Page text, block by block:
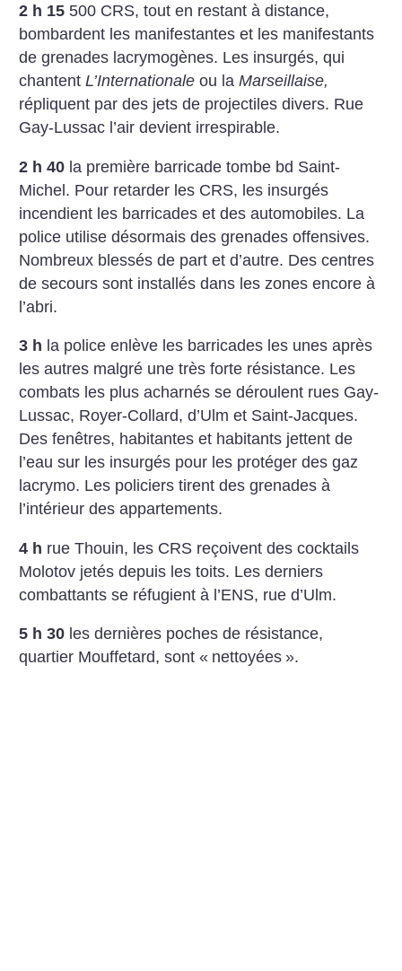
2 h 15 500 CRS, tout en restant à distance,
bombardent les manifestantes et les manifestants
de grenades lacrymogènes. Les insurgés, qui
chantentL’Internationale ou laMarseillaise,
répliquent par des jets de projectiles divers. Rue
Gay-Lussac l’air devient irrespirable.
2 h 40 la première barricade tombe bd Saint-
Michel. Pour retarder les CRS, les insurgés
incendient les barricades et des automobiles. La
police utilise désormais des grenades offensives.
Nombreux blessés de part et d’autre. Des centres
de secours sont installés dans les zones encore à
l’abri.
3 h la police enlève les barricades les unes après
les autres malgré une très forte résistance. Les
combats les plus acharnés se déroulent rues Gay-
Lussac, Royer-Collard, d’Ulm et Saint-Jacques.
Des fenêtres, habitantes et habitants jettent de
l’eau sur les insurgés pour les protéger des gaz
lacrymo. Les policiers tirent des grenades à
l’intérieur des appartements.
4 h rue Thouin, les CRS reçoivent des cocktails
Molotov jetés depuis les toits. Les derniers
combattants se réfugient à l’ENS, rue d’Ulm.
5 h 30 les dernières poches de résistance,
quartier Mouffetard, sont « nettoyées ».